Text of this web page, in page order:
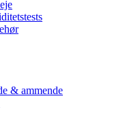
& ammende